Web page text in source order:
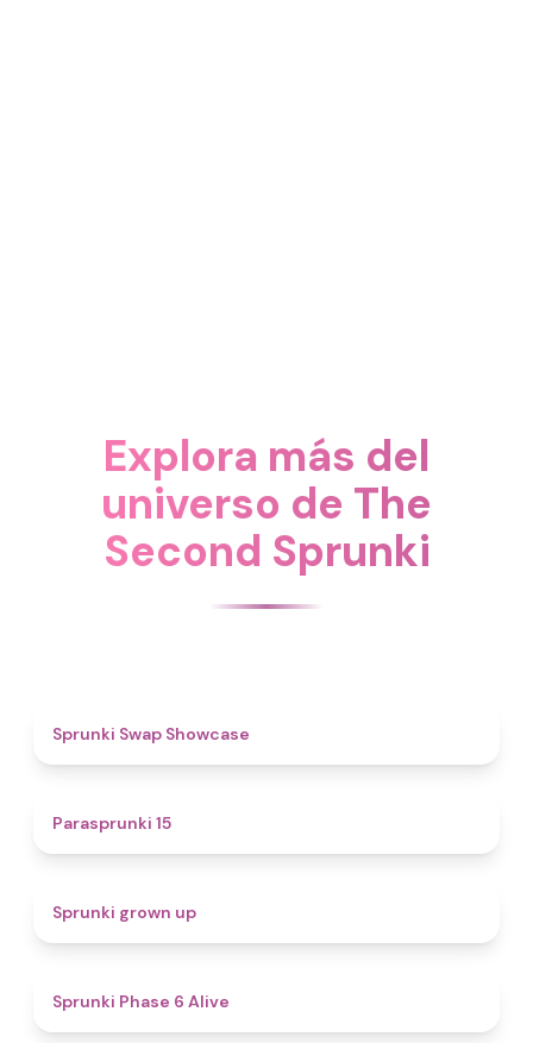
Explora más del
universo de The
Second Sprunki
Sprunki Swap Showcase
Parasprunki 15
Sprunki grown up
Sprunki Phase 6 Alive